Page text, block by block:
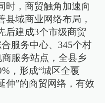
时，商贸触角加速向
县域商业网络布局，
后建成3个市级商贸
服务中心、345个村
服务站点，全县乡
，形成“城区全覆
伸”的商贸网络，有效